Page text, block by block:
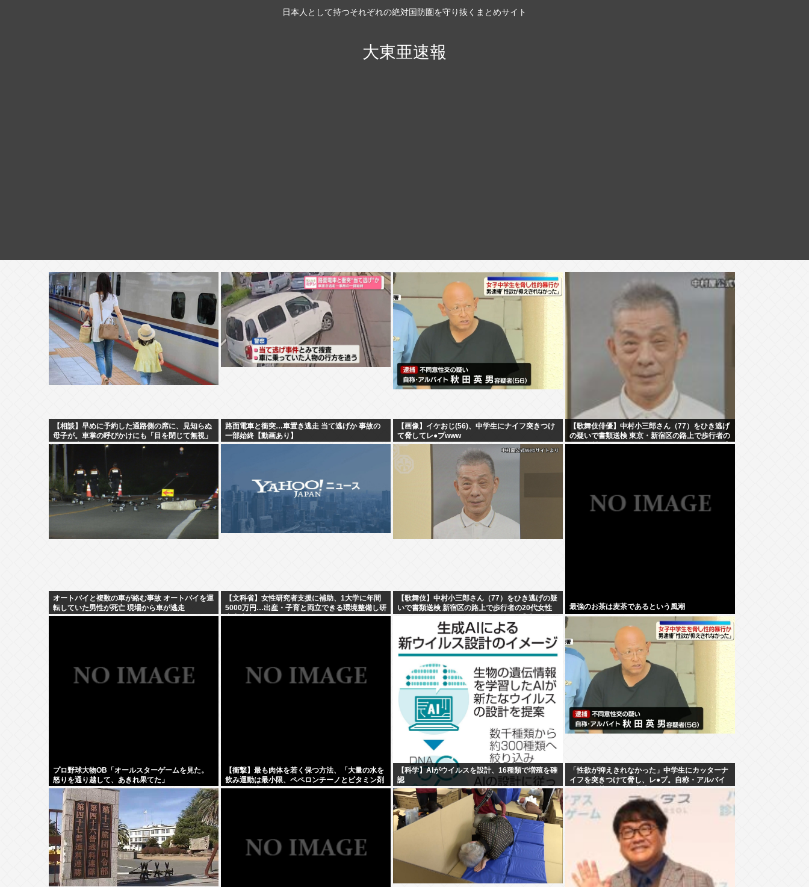
日本人として持つそれぞれの絶対国防圏を守り抜くまとめサイト
大東亜速報
【相談】早めに予約した通路側の席に、見知らぬ
母子が。車掌の呼びかけにも「目を閉じて無視」
して居座られました。無理やり奪われた席は、結
局”やったもん勝ち”になってしまうのでしょう
路面電車と衝突…車置き逃走 当て逃げか 事故の
一部始終【動画あり】
【画像】イケおじ(56)、中学生にナイフ突きつけ
て脅してレ●プwww
【歌舞伎俳優】中村小三郎さん（77）をひき逃げ
の疑いで書類送検 東京・新宿区の路上で歩行者の
20代女性をはねてけがをさせたうえ、そのまま逃
オートバイと複数の車が絡む事故 オートバイを運
転していた男性が死亡 現場から車が逃走
【文科省】女性研究者支援に補助、1大学に年間
5000万円…出産・子育と両立できる環境整備し研
究力底上げ
【歌舞伎】中村小三郎さん（77）をひき逃げの疑
いで書類送検 新宿区の路上で歩行者の20代女性
最強のお茶は麦茶であるという風潮
プロ野球大物OB「オールスターゲームを見た。
怒りを通り越して、あきれ果てた」
【衝撃】最も肉体を若く保つ方法、「大量の水を
飲み運動は最小限、ペペロンチーノとビタミン剤
のみの食生活」だった
【科学】AIがウイルスを設計、16種類で増殖を確
認
「性欲が抑えきれなかった」中学生にカッターナ
イフを突きつけて脅し、レ●プ。自称・アルバイ
トの秋田英男(56)が逮捕される